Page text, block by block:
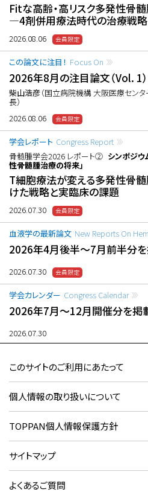
Fitな高齢・高リスク多発性骨
―4剤併用療法時代の治療戦
2026.08.06
この論文に注目！ Focus On
2026年8月の注目論文（Vol. 1）
柴山浩彦（国立病院機構 大阪医療セン
長）
2026.08.06
学会レポート Congress Report
骨髄腫学会2026 レポート② シンポジウ
性骨髄腫治療の将来」
T細胞療法が変える多発性骨
けた戦略と実臨床の課題
2026.07.30
血液学の最新論文 New Reports On
2026年4月後半〜7月前半分を
2026.07.30
学会カレンダー Congress Calendar
2026年7月〜12月開催分を掲
2026.07.30
このサイトのご利用にあたって
個人情報の取り扱いについて
TOPPAN個人情報保護方針
サイトマップ
よくあるご質問